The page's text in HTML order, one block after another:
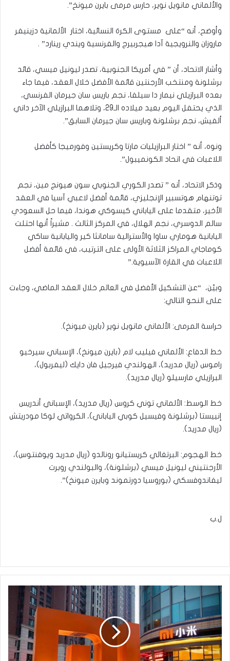
والألماني مانويل نوير، حارس مرمى بايرن ميونخ”.
وأوضح، أنه “على مستوى الكرة النسائية، اختار الألمانية دزينيفر
ماروزان والنرويجية آدا هيجربيرج والفرنسية ويندي رينارد” .
وأشار الاتحاد، أن ” في أمريكا الجنوبية، تصدر ليونيل ميسي، قائد
برشلونة ومنتخب الأرجنتين قائمة الأفضل خلال العقد، فيما جاء
بعده البرازيلي نيمار دا سيلفا، نجم باريس سان جيرمان الفرنسي،
الذي يحتفل اليوم بعيد ميلاده الـ29، وتلاهما البرازيلي الآخر داني
ألفيش، نجم برشلونة وباريس سان جيرمان السابق”.
ونوه، أنه ” اختار البرازيليات مارتا وكريستين وفورميجا كأفضل
اللاعبات في اتحاد الكونميبول”.
وذكر الاتحاد، أنه ” تصدر الكوري الجنوبي سون هيونج مين، نجم
توتنهام هوتسبير الإنجليزي، قائمة أفضل لاعبي آسيا في العقد
الأخير، متقدما على الياباني كيسوكي هوندا، فيما حل السعودي
سالم الدوسري، نجم الهلال، في المركز الثالث . مشيراً أنها احتلت
اليابانية هوماري ساوا والأسترالية سامانثا كير واليابانية ساكي
كوماجاي المراكز الثلاثة الأولى على الترتيب، في قائمة أفضل
اللاعبات في القارة الآسيوية.”
وبيّن، “عن التشكيل الأفضل في العالم خلال العقد الماضي، وجاءت
على النحو التالي:
حراسة المرمى: الألماني مانويل نوير (بايرن ميونخ).
خط الدفاع: الألماني فيليب لام (بايرن ميونخ)، الإسباني سيرخيو
راموس (ريال مدريد)، الهولندي فيرجيل فان دايك (ليفربول)،
البرازيلي مارسيلو (ريال مدريد).
خط الوسط: الألماني توني كروس (ريال مدريد)، الإسباني أندريس
إنييستا (برشلونة وفيسيل كوبي الياباني)، الكرواتي لوكا مودريتش
(ريال مدريد).
خط الهجوم: البرتغالي كريستيانو رونالدو (ريال مدريد ويوفنتوس)،
الأرجنتيني ليونيل ميسي (برشلونة)، والبولندي روبرت
ليفاندوفسكي (بوروسيا دورتموند وبايرن ميونخ)”.
ل.ب
’الهاتف
الصيني’..
شكل
ثورة
في
عالم
الهواتف